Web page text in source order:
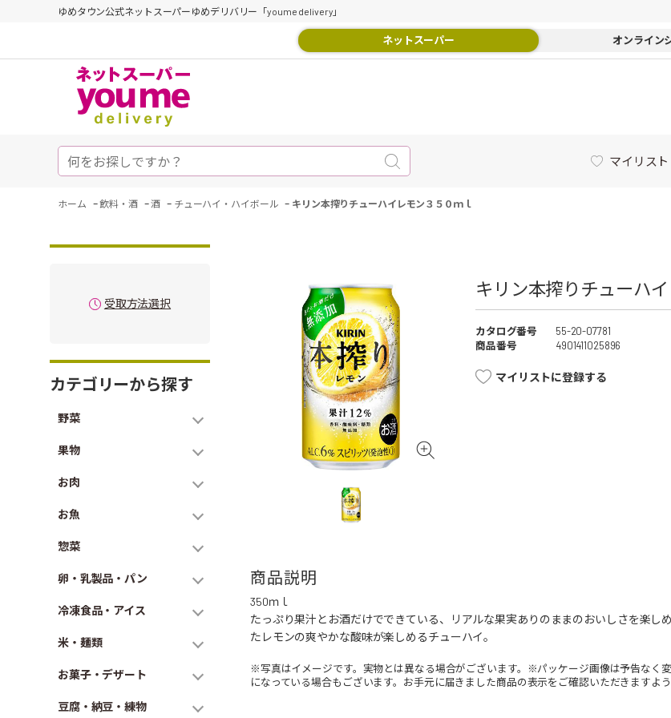
ゆめタウン公式ネットスーパーゆめデリバリー「youme delivery」
ネットスーパー オンライン
マイリスト
ホーム -飲料・酒 -酒 - チューハイ・ハイボール - キリン本搾りチューハイレモン３５０ｍｌ
受取方法選択
カテゴリーから探す
野菜
果物
お肉
お魚
惣菜
卵・乳製品・パン
冷凍食品・アイス
米・麺類
お菓子・デザート
豆腐・納豆・練物
キリン本搾りチューハ
カタログ番号
55-20-07781
商品番号
4901411025896
マイリストに登録する
商品説明
350ｍｌ
たっぷり果汁とお酒だけでできている、リアルな果実ありのままのおいしさを楽
たレモンの爽やかな酸味が楽しめるチューハイ。
※写真はイメージです。実物とは異なる場合がございます。※パッケージ画像は予告なく
になっている場合もございます。お手元に届きました商品の表示をご確認いただきますよう